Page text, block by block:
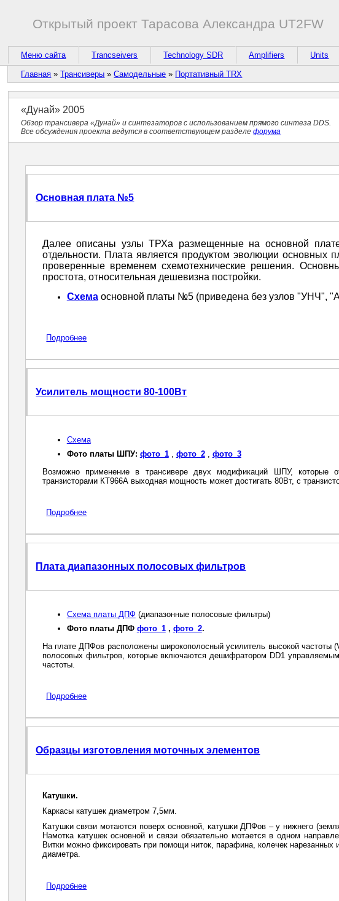
Открытый проект Тарасова Александра UT2FW
Меню сайта Trancseivers Technology SDR Amplifiers Units
Главная »Трансиверы »Самодельные » Портативный TRX
«Дунай» 2005
Обзор трансивера «Дунай» и синтезаторов с использованием прямого синтеза DDS.
Все обсуждения проекта ведутся в соответствующем разделефорума
Основная плата №5
Далее описаны узлы ТРХа размещенные на основной
отдельности. Плата является продуктом эволюции основных
проверенные временем схемотехнические решения.
простота, относительная дешевизна постройки.
Схемаосновной платы №5 (приведена без узлов "УНЧ",
Подробнее
Усилитель мощности 80-100Вт
Схема
Фото платы ШПУ: фото_1 фото_2,
фото_3
Возможно применение в трансивере двух модификаций ШПУ, которые
транзисторами КТ966А выходная мощность может достигать 80Вт, с
Подробнее
Плата диапазонных полосовых фильтров
Схема платы ДПФ(диапазонные полосовые фильтры)
Фото платы ДПФ фото_1, фото_2.
На плате ДПФов расположены широкополосный усилитель высокой частоты
полосовых фильтров, которые включаются дешифратором DD1
частоты.
Подробнее
Образцы изготовления моточных элементов
Катушки.
Каркасы катушек диаметром 7,5мм.
Катушки связи мотаются поверх основной, катушки ДПФов – у нижнего
Намотка катушек основной и связи обязательно мотается в одном
Витки можно фиксировать при помощи ниток, парафина, колечек
диаметра.
Подробнее